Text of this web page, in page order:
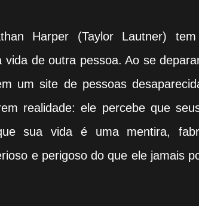
Harper (Taylor Lautner)
de outra pessoa. Ao se
um site de pessoas
realidade: ele percebe que
sua vida é uma mentira,
e perigoso do que ele jamais